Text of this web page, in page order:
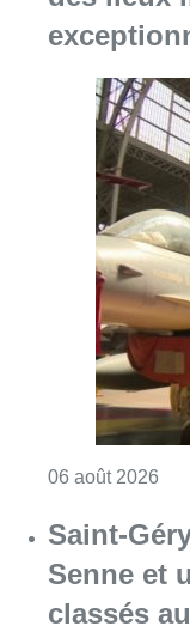
06 août 2026
Saint-
Senne et
classés